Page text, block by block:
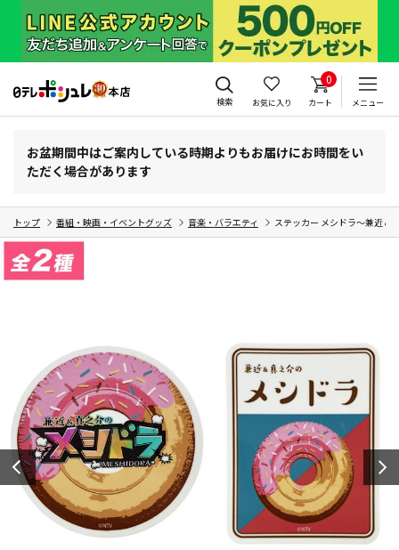
検索 お気に入り
0
カート メニュー
お盆期間中はご案内している時期よりもお届けにお時間をい
ただく場合があります
トップ 番組・映画・イベントグッズ 音楽・バラエティ ステッカー メシドラ～兼近＆